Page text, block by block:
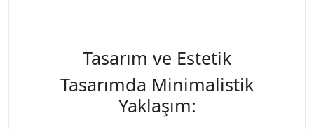
Tasarım ve Estetik
Tasarımda Minimalistik
Yaklaşım: